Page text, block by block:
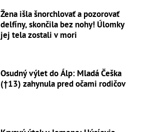
Žena išla šnorchlovať a pozorovať
delfíny, skončila bez nohy! Úlomky
jej tela zostali v mori
Osudný výlet do Álp: Mladá Češka
(†13) zahynula pred očami rodičov